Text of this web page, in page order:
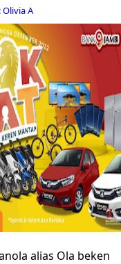
A
alias Ola beken